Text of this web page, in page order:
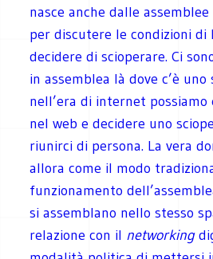
nasce anche dalle
per discutere le condizioni di
decidere di scioperare. Ci
in assemblea là dove c’è uno
nell’era di internet
nel web e decidere uno
riunirci di persona. La vera
allora come il modo
funzionamento
si assemblano nello stesso
relazione con il networking